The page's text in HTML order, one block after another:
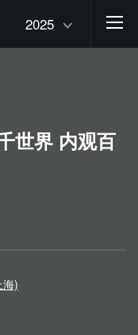
2025
世界 内观百
)